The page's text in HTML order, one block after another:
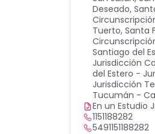
Deseado,
Tuerto, Santa
Santiago del
Jurisdicción
del Estero -
Jurisdicción
Tucumán -
En un Estudio
1151188282
5491151188282